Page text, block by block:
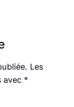
Les
avec *